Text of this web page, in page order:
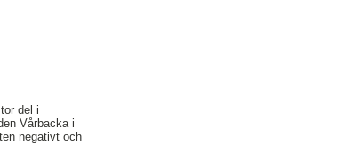
del i
Vårbacka i
negativt och